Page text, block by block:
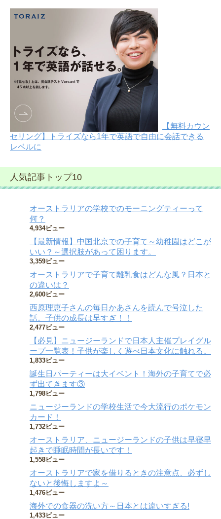
【無料カウン
セリング】トライズなら1年で英語で自由に会話できる
レベルに
人気記事トップ10
オーストラリアの学校でのモーニングティーって
何？
4,934ビュー
【最新情報】中国北京での子育て～幼稚園はどこが
いい？～選択肢があって困ります。
3,359ビュー
オーストラリアで子育て離乳食はどんな風？日本と
の違いは？
2,600ビュー
西原理恵子さんの毎日かあさんを読んで号泣した
話。子供の成長は早すぎ！！
2,477ビュー
【必見】ニュージーランドで日本人主催プレイグル
ープ一覧表！子供が楽しく遊べ日本文化に触れる。
1,833ビュー
誕生日パーティーは大イベント！海外の子育てで必
ず出てきます③
1,798ビュー
ニュージーランドの学校生活で今大流行のポケモン
カード！
1,732ビュー
オーストラリア、ニュージーランドの子供は早寝早
起きで睡眠時間が長いです！
1,558ビュー
オーストラリアで家を借りるときの注意点、必ずし
ないと後悔しますよ～
1,476ビュー
海外での食器の洗い方～日本とは違いすぎる!
1,433ビュー